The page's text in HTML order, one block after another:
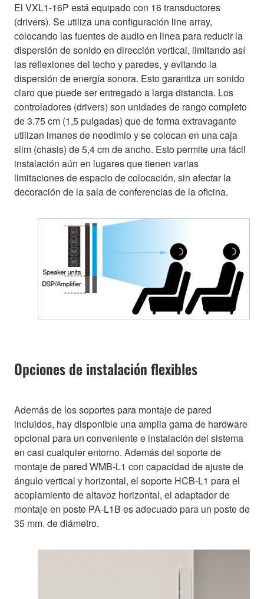
El VXL1-16P está equipado con 16 transductores
(drivers). Se utiliza una configuración line array,
colocando las fuentes de audio en linea para reducir la
dispersión de sonido en dirección vertical, limitando así
las reflexiones del techo y paredes, y evitando la
dispersión de energía sonora. Esto garantiza un sonido
claro que puede ser entregado a larga distancia. Los
controladores (drivers) son unidades de rango completo
de 3.75 cm (1,5 pulgadas) que de forma extravagante
utilizan imanes de neodimio y se colocan en una caja
slim (chasis) de 5,4 cm de ancho. Esto permite una fácil
instalación aún en lugares que tienen varias
limitaciones de espacio de colocación, sin afectar la
decoración de la sala de conferencias de la oficina.
Opciones de instalación flexibles
Además de los soportes para montaje de pared
incluidos, hay disponible una amplia gama de hardware
opcional para un conveniente e instalación del sistema
en casi cualquier entorno. Además del soporte de
montaje de pared WMB-L1 con capacidad de ajuste de
ángulo vertical y horizontal, el soporte HCB-L1 para el
acoplamiento de altavoz horizontal, el adaptador de
montaje en poste PA-L1B es adecuado para un poste de
35 mm. de diámetro.